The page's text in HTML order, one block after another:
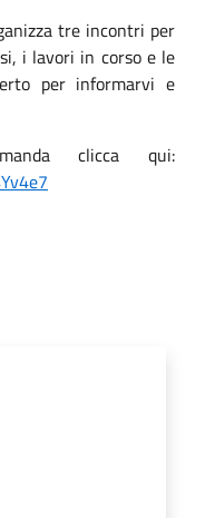
tre incontri per
i lavori in corso e le
per informarvi e
clicca qui: